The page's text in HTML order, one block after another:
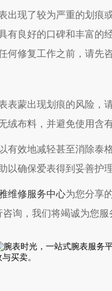
现了较为严重的划痕
有良好的口碑和丰富的
何修复工作之前，请先
蒙出现划痕的风险，请
绒布料，并避免使用含
效地减轻甚至消除泰
以确保爱表得到妥善护理
维修服务中心为您分享
询，我们将竭诚为您服